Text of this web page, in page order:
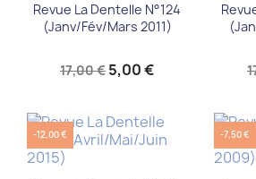
Revue La Dentelle N°124
(Janv/Fév/Mars 2011)
17,00 € 5,00 €
-12,00 € -7,50 €